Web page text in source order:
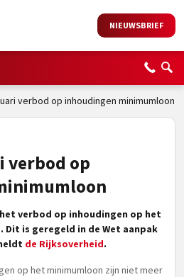
NIEUWSBRIEF
verbod op inhoudingen minimumloon
verbod op
verbod op inhoudingen op het
Dit is geregeld in de Wet aanpak
de Rijksoverheid.
op het minimumloon zijn niet meer